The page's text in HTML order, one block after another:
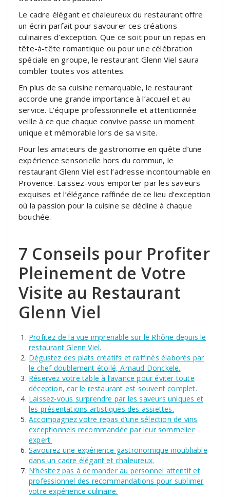
Le cadre élégant et chaleureux du restaurant offre
un écrin parfait pour savourer ces créations
culinaires d’exception. Que ce soit pour un repas en
tête-à-tête romantique ou pour une célébration
spéciale en groupe, le restaurant Glenn Viel saura
combler toutes vos attentes.
En plus de sa cuisine remarquable, le restaurant
accorde une grande importance à l’accueil et au
service. L’équipe professionnelle et attentionnée
veille à ce que chaque convive passe un moment
unique et mémorable lors de sa visite.
Pour les amateurs de gastronomie en quête d’une
expérience sensorielle hors du commun, le
restaurant Glenn Viel est l’adresse incontournable en
Provence. Laissez-vous emporter par les saveurs
exquises et l’élégance raffinée de ce lieu d’exception
où la passion pour la cuisine se décline à chaque
bouchée.
7 Conseils pour Profiter
Pleinement de Votre
Visite au Restaurant
Glenn Viel
Profitez de la vue imprenable sur le Rhône depuis le
restaurant Glenn Viel.
Dégustez des plats créatifs et raffinés élaborés par
le chef doublement étoilé, Arnaud Donckele.
Réservez votre table à l’avance pour éviter toute
déception, car le restaurant est souvent complet.
Laissez-vous surprendre par les saveurs uniques et
les présentations artistiques des assiettes.
Accompagnez votre repas d’une sélection de vins
exceptionnels recommandée par leur sommelier
expert.
Savourez une expérience gastronomique inoubliable
dans un cadre élégant et chaleureux.
N’hésitez pas à demander au personnel attentif et
professionnel des recommandations pour sublimer
votre expérience culinaire.